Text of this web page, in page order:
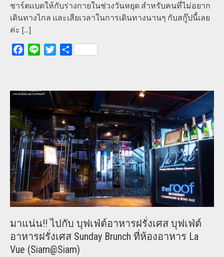
ชาร์ตแบตให้กับร่างกายในช่วงวันหยุด สำหรับคนที่ไม่อยาก
เดินทางไกล และเสียเวลาในการเดินทางนานๆ กับสกู๊ปนี้เลย
ค่ะ [...]
Facebook
Line TwitterShare
มาแน่น!! ไปกับ บุฟเฟ่ต์อาหารฝรั่งเศส บุฟเฟ่ต์
อาหารฝรั่งเศส Sunday Brunch ที่ห้องอาหาร La
Vue (Siam@Siam)